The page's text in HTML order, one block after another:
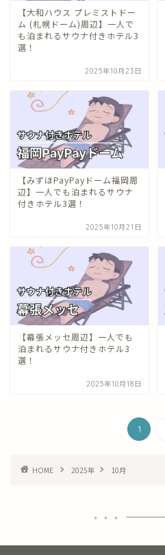
【大和ハウス プレミストドー
ム (札幌ドーム)周辺】一人で
も泊まれるサウナ付きホテル3
選！
2025年10月23日
【みずほPayPayドーム福岡周
辺】一人でも泊まれるサウナ
付きホテル3選！
2025年10月21日
【幕張メッセ周辺】一人でも
泊まれるサウナ付きホテル3
選！
2025年10月18日
1
HOME 2025年 10月